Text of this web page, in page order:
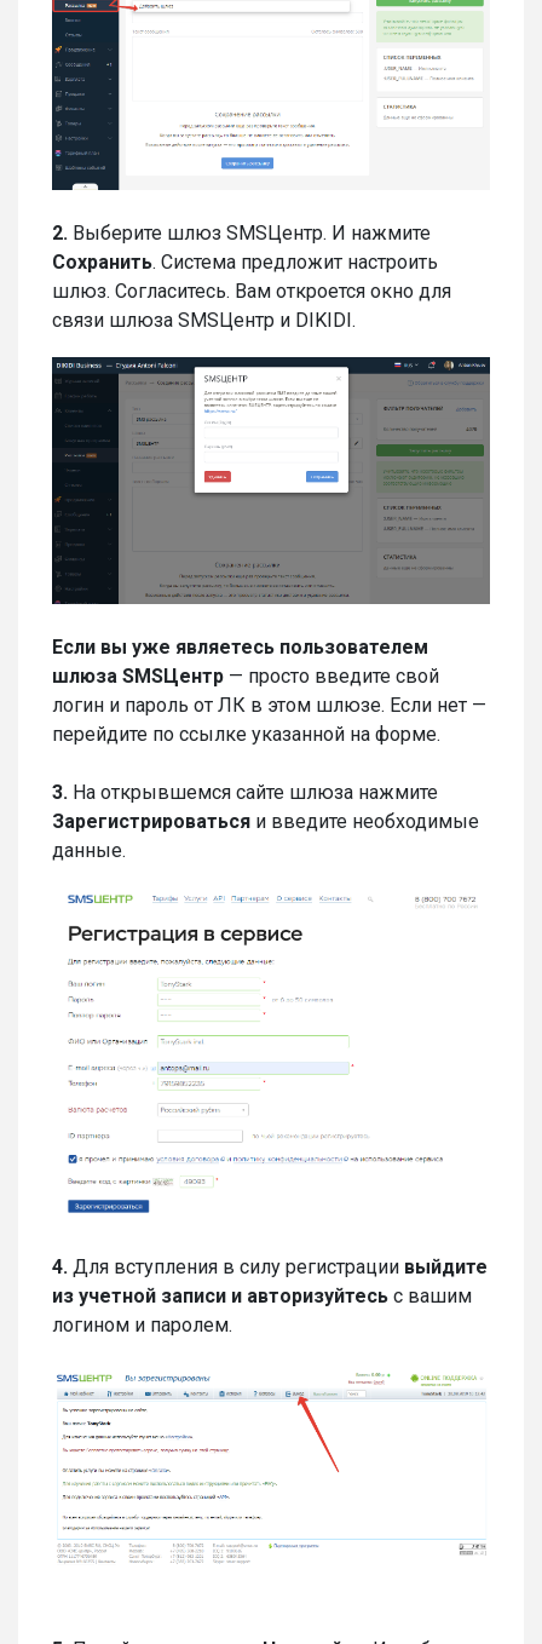
2. Выберите шлюз SMSЦентр. И нажмите
Сохранить. Система предложит настроить
шлюз. Согласитесь. Вам откроется окно для
связи шлюза SMSЦентр и DIKIDI.
Если вы уже являетесь пользователем
шлюза SMSЦентр — просто введите свой
логин и пароль от ЛК в этом шлюзе. Если нет —
перейдите по ссылке указанной на форме.
3. На открывшемся сайте шлюза нажмите
Зарегистрироваться и введите необходимые
данные.
4. Для вступления в силу регистрации выйдите
из учетной записи и авторизуйтесь с вашим
логином и паролем.